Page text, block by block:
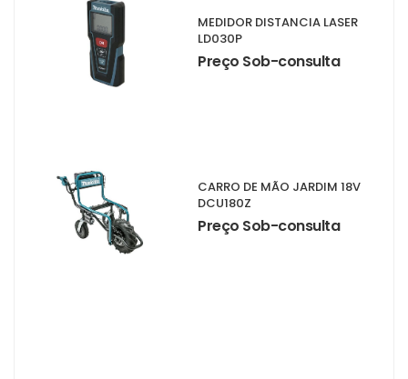
MEDIDOR DISTANCIA LASER
LD030P
Preço Sob-consulta
CARRO DE MÃO JARDIM 18V
DCU180Z
Preço Sob-consulta